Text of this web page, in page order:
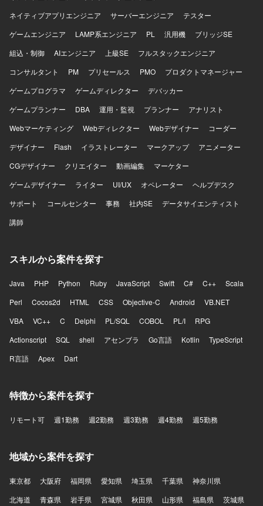
PMOや業務整理の経験があり、現場ヒアリングと業務理解
の地力をお持ちの方も歓迎します。 【ポジションの魅力】
システムありきではなく業務起点で課題整理から将来像の
いポジションです。構想策定という超上流工程から関わる
ことができ、建設業界における基幹システム刷新の全体像
ネージャークラスとメンバークラスの両ポジションがあ
り、これまでの経験に応じた役割で参画することが可能で
す。 【開発環境】 本案件は業務改革および構想策定が中心
であり、特定のシステム開発環境に依存しない形でプロジ
ネイティブアプリエンジニア
サーバーエンジニア
テスター
ゲームエンジニア
LAMP系エンジニア PL 汎用機
ブリッジSE
組込・制御
AIエンジニア 上級SE
フルスタックエンジニア
コンサルタント
PM プリセールス PMO
プロダクトマネージャー
ゲームプログラマ
ゲームディレクター
デバッカー
ゲームプランナー
DBA 運用・監視 プランナー
アナリスト
Webマーケティング
Webディレクター Webデザイナー
コーダー
デザイナー
Flash イラストレーター マークアップ
アニメーター
CGデザイナー
クリエイター 動画編集
マーケター
ゲームデザイナー
ライター UI/UX オペレーター
ヘルプデスク
サポート
コールセンター 事務 社内SE
データサイエンティスト
講師
スキルから案件を探す
Java PHP Python Ruby JavaScript Swift C# C++
Scala
Perl
Cocos2d HTML CSS Objective-C Android
VB.NET
VBA
VC++ C Delphi PL/SQL COBOL PL/I
RPG
Actionscript
SQL shell アセンブラ Go言語 Kotlin
TypeScript
R言語
Apex Dart
特徴から案件を探す
リモート可 週1勤務 週2勤務 週3勤務 週4勤務 週5勤務
地域から案件を探す
東京都 大阪府 福岡県 愛知県 埼玉県 千葉県
神奈川県
北海道
青森県 岩手県 宮城県 秋田県 山形県 福島県 茨城県